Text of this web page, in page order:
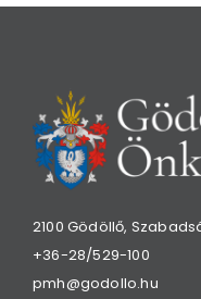
2100 Gödöllő,
+36-28/529-100
pmh@godollo.hu